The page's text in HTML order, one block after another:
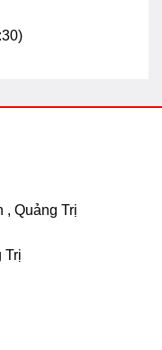
, Quảng Trị
Trị